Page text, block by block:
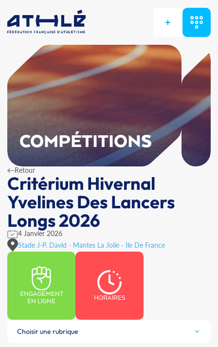
+
COMPÉTITIONS
Retour
Critérium Hivernal
Yvelines Des Lancers
Longs 2026
4 Janvier 2026
Stade J-P. David - Mantes La Jolie - Ile De France
ENGAGEMENT
EN LIGNE
HORAIRES
Choisir une rubrique